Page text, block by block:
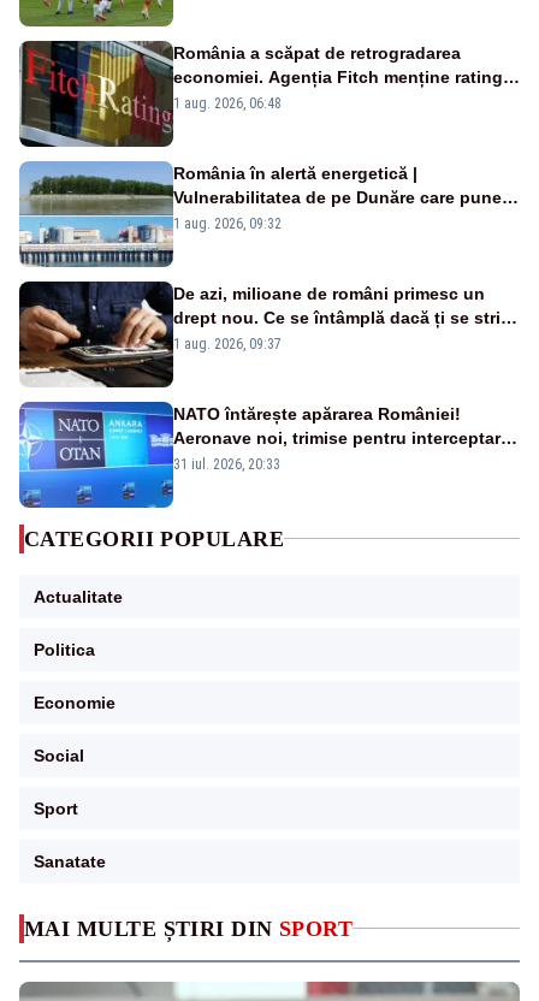
MAI MULTE ȘTIRI DIN SPORT
România a scăpat de retrogradarea
economiei. Agenția Fitch menține ratingul
„BBB-” cu perspectivă negativă
1 aug. 2026, 06:48
România în alertă energetică |
Vulnerabilitatea de pe Dunăre care pune
în pericol Centrala Cernavodă era
1 aug. 2026, 09:32
De azi, milioane de români primesc un
drept nou. Ce se întâmplă dacă ți se strică
un produs
1 aug. 2026, 09:37
NATO întărește apărarea României!
Aeronave noi, trimise pentru interceptarea
și distrugerea dronelor
31 iul. 2026, 20:33
CATEGORII POPULARE
Actualitate
Politica
Economie
Social
Sport
Sanatate